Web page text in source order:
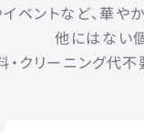
ベントなど、華や
他にはない
クリーニング代不